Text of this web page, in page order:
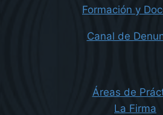
Formación y
Canal de
Áreas de
La Firma